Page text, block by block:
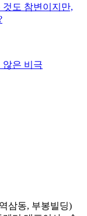
도 참변이지만,
은 비극
삼동, 부봉빌딩)